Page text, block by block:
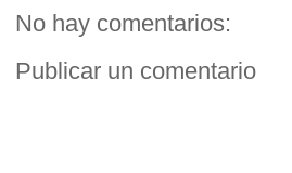
No hay comentarios:
Publicar un comentario